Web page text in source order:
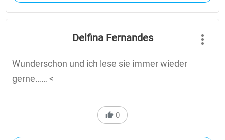
Delfina Fernandes
Wunderschon und ich lese sie immer wieder
gerne…… <
0